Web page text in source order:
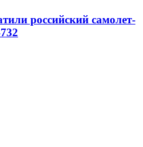
российский самолет-